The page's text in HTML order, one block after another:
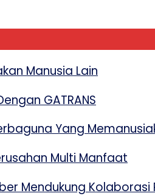
Manusia Lain
GATRANS
Yang
Multi Manfaat
Mendukung